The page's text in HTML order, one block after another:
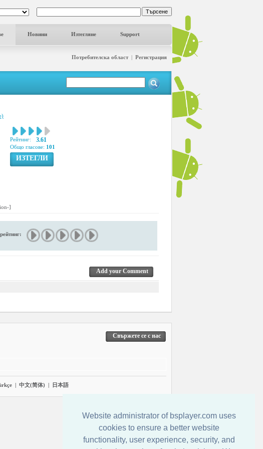
Website administrator of bsplayer.com uses
cookies to ensure a better website
functionality, user experience, security, and
Новини Изтегляне Support
Потребителска област| Регистрация
Рейтинг: 3.61
Общо гласове: 101
ИЗТЕГЛИ
]
Add your Comment
Свържете се с нас
| 中文(简体) | 日本語